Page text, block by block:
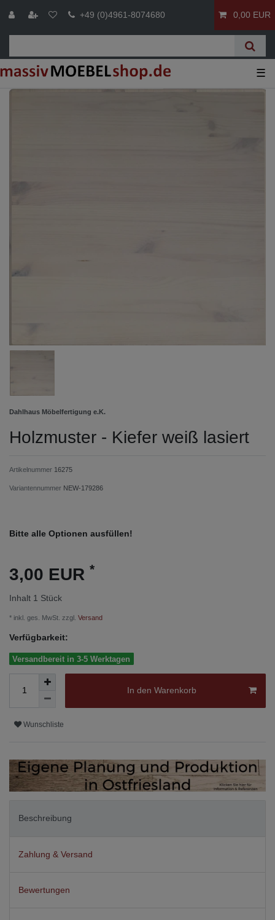
+49 (0)4961-8074680 0,00 EUR
☰
Dahlhaus Möbelfertigung e.K.
Holzmuster - Kiefer weiß lasiert
Artikelnummer 16275
Variantennummer NEW-179286
Bitte alle Optionen ausfüllen!
3,00 EUR *
Inhalt 1 Stück
* inkl. ges. MwSt. zzgl. Versand
Verfügbarkeit:
Versandbereit in 3-5 Werktagen
In den Warenkorb
Wunschliste
Beschreibung
Zahlung & Versand
Bewertungen